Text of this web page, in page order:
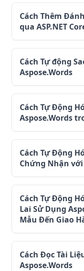
Cách Thêm
qua ASP.NET
Cách Tự động
Aspose.Words
Cách Tự Động
Aspose.Words
Cách Tự Động
Chứng Nhận với
Cách Tự Động
Lai Sử Dụng
Mẫu Đến Giao
Cách Đọc Tài
Aspose.Words